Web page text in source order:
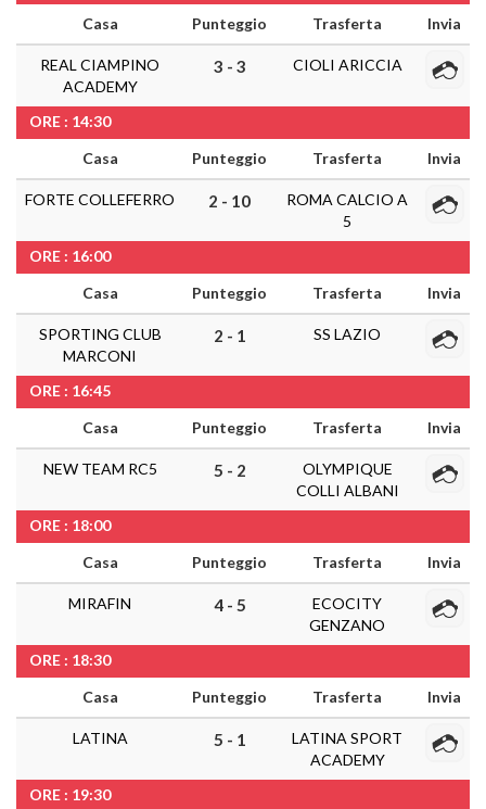
Casa
Punteggio Trasferta Invia
REAL CIAMPINO
ACADEMY
3 - 3 CIOLI ARICCIA
ORE : 14:30
Casa
Punteggio Trasferta Invia
FORTE COLLEFERRO 2 - 10
ROMA CALCIO A
5
ORE : 16:00
Casa
Punteggio Trasferta Invia
SPORTING CLUB
MARCONI
2 - 1 SS LAZIO
ORE : 16:45
Casa
Punteggio Trasferta Invia
NEW TEAM RC5 5 - 2
OLYMPIQUE
COLLI ALBANI
ORE : 18:00
Casa
Punteggio Trasferta Invia
MIRAFIN 4 - 5
ECOCITY
GENZANO
ORE : 18:30
Casa
Punteggio Trasferta Invia
LATINA 5 - 1
LATINA SPORT
ACADEMY
ORE : 19:30